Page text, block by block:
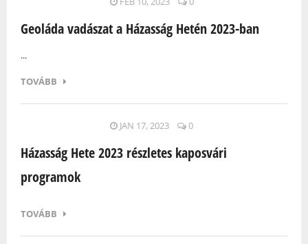
Geoláda vadászat a Házasság Hetén 2023-ban
...
TOVÁBB
JAN 17, 2023 0
Házasság Hete 2023 részletes kaposvári
programok
TOVÁBB